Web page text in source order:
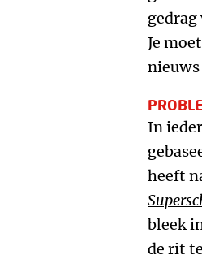
Je
In
heeft
bleek
de rit